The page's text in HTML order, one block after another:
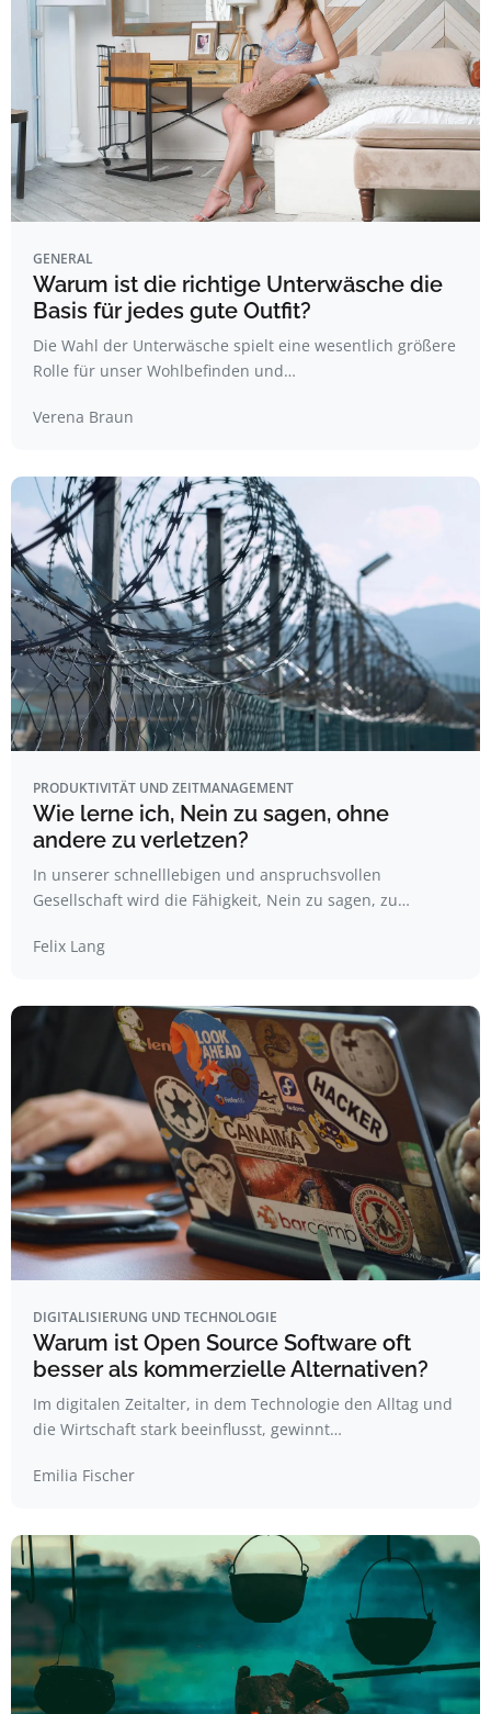
GENERAL
Warum ist die richtige Unterwäsche die
Basis für jedes gute Outfit?
Die Wahl der Unterwäsche spielt eine wesentlich größere
Rolle für unser Wohlbefinden und…
Verena Braun
PRODUKTIVITÄT UND ZEITMANAGEMENT
Wie lerne ich, Nein zu sagen, ohne
andere zu verletzen?
In unserer schnelllebigen und anspruchsvollen
Gesellschaft wird die Fähigkeit, Nein zu sagen, zu…
Felix Lang
DIGITALISIERUNG UND TECHNOLOGIE
Warum ist Open Source Software oft
besser als kommerzielle Alternativen?
Im digitalen Zeitalter, in dem Technologie den Alltag und
die Wirtschaft stark beeinflusst, gewinnt…
Emilia Fischer